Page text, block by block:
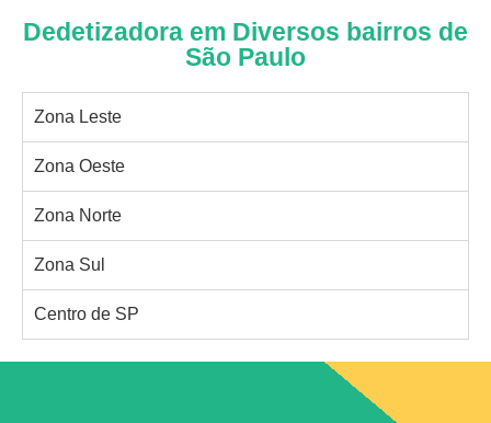
Dedetizadora em Diversos bairros de
São Paulo
Zona Leste
Zona Oeste
Zona Norte
Zona Sul
Centro de SP